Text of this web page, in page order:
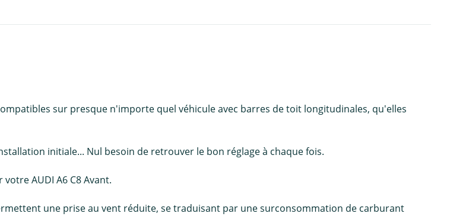
sur presque n'importe quel véhicule avec barres de toit longitudinales, qu'elles
initiale... Nul besoin de retrouver le bon réglage à chaque fois.
AUDI A6 C8 Avant.
une prise au vent réduite, se traduisant par une surconsommation de carburant